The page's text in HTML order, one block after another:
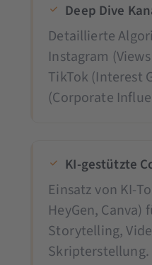
Deep Dive
Detaillierte
Instagram
TikTok (Interest
(Corporate
KI-gestützte
Einsatz von KI-
HeyGen,
Storytelling,
Skripterstellung.